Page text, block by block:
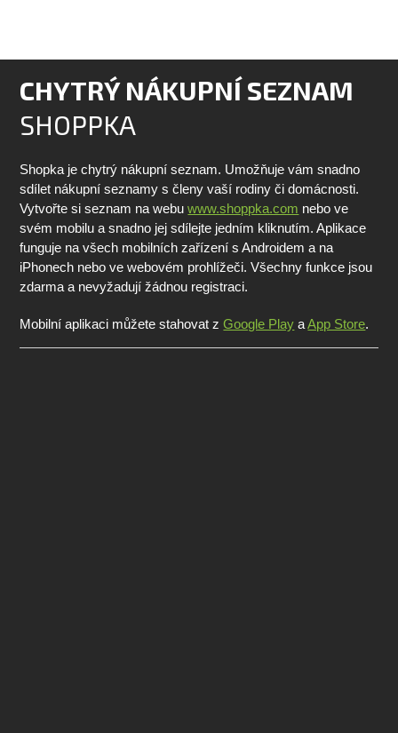
CHYTRÝ NÁKUPNÍ SEZNAM
SHOPPKA
Shopka je chytrý nákupní seznam. Umožňuje vám snadno
sdílet nákupní seznamy s členy vaší rodiny či domácnosti.
Vytvořte si seznam na webuwww.shoppka.com nebo ve
svém mobilu a snadno jej sdílejte jedním kliknutím. Aplikace
funguje na všech mobilních zařízení s Androidem a na
iPhonech nebo ve webovém prohlížeči. Všechny funkce jsou
zdarma a nevyžadují žádnou registraci.
Mobilní aplikaci můžete stahovat zGoogle Play aApp Store.